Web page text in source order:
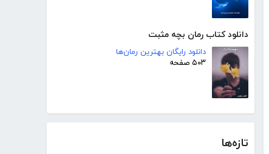
دانلود کتاب رمان بچه مثبت
دانلود رایگان بهترین رمان‌ها
۵۰۳ صفحه
تازه‌ها